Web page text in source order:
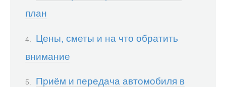
план
Цены, сметы и на что обратить
внимание
Приём и передача автомобиля в